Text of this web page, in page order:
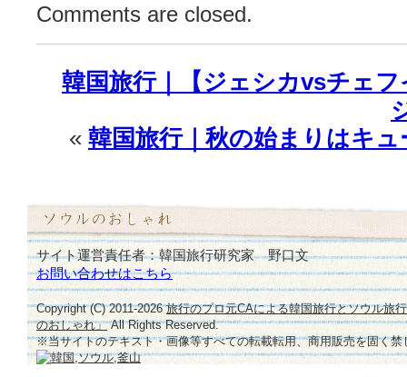
は
Comments are closed.
韓国旅行｜【ジェシカvsチェ
« 韓国旅行｜秋の始まりはキ
サイト運営責任者：韓国旅行研究家 野口文
お問い合わせはこちら
Copyright (C) 2011-2026旅行のプロ元CAによる韓国旅行とソウル旅
のおしゃれ」All Rights Reserved.
※当サイトのテキスト・画像等すべての転載転用、商用販売を固く禁